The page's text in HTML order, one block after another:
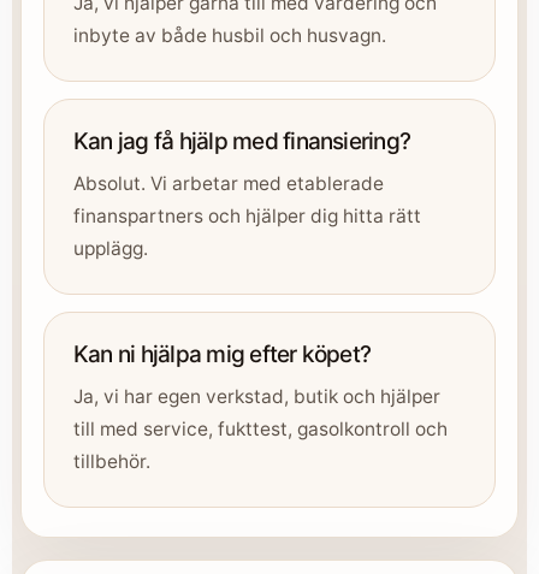
inbyte av både husbil och husvagn.
Kan jag få hjälp med finansiering?
Absolut. Vi arbetar med etablerade
finanspartners och hjälper dig hitta rätt
upplägg.
Kan ni hjälpa mig efter köpet?
Ja, vi har egen verkstad, butik och hjälper
till med service, fukttest, gasolkontroll och
tillbehör.